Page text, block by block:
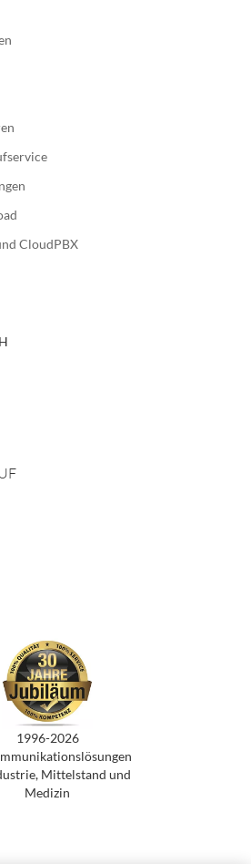
CloudPBX
1996-2026
Mittelstand und
Medizin